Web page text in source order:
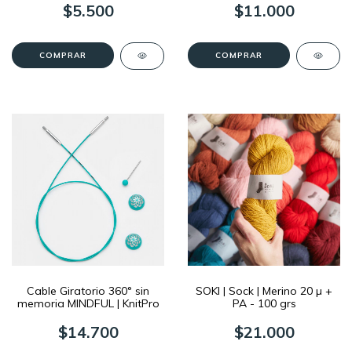
$5.500
COMPRAR
$11.000
COMPRAR
Cable Giratorio 360° sin
memoria MINDFUL | KnitPro
$14.700
SOKI | Sock | Merino 20 µ +
PA - 100 grs
$21.000